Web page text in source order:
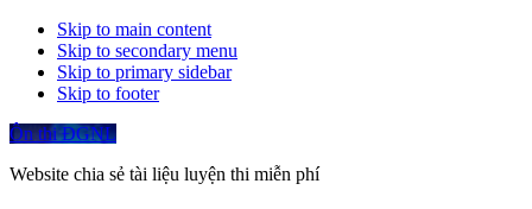
Skip to main content
Skip to secondary menu
Skip to primary sidebar
Skip to footer
Ôn thi ĐGNL
Website chia sẻ tài liệu luyện thi miễn phí